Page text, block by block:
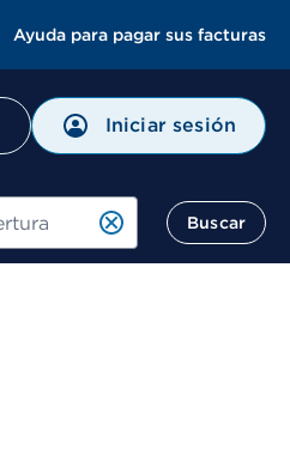
Ayuda para pagar sus facturas
Iniciar sesión
Buscar